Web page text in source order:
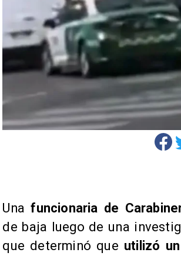
Unafuncionaria de
de baja luego de una
que determinó que utilizó